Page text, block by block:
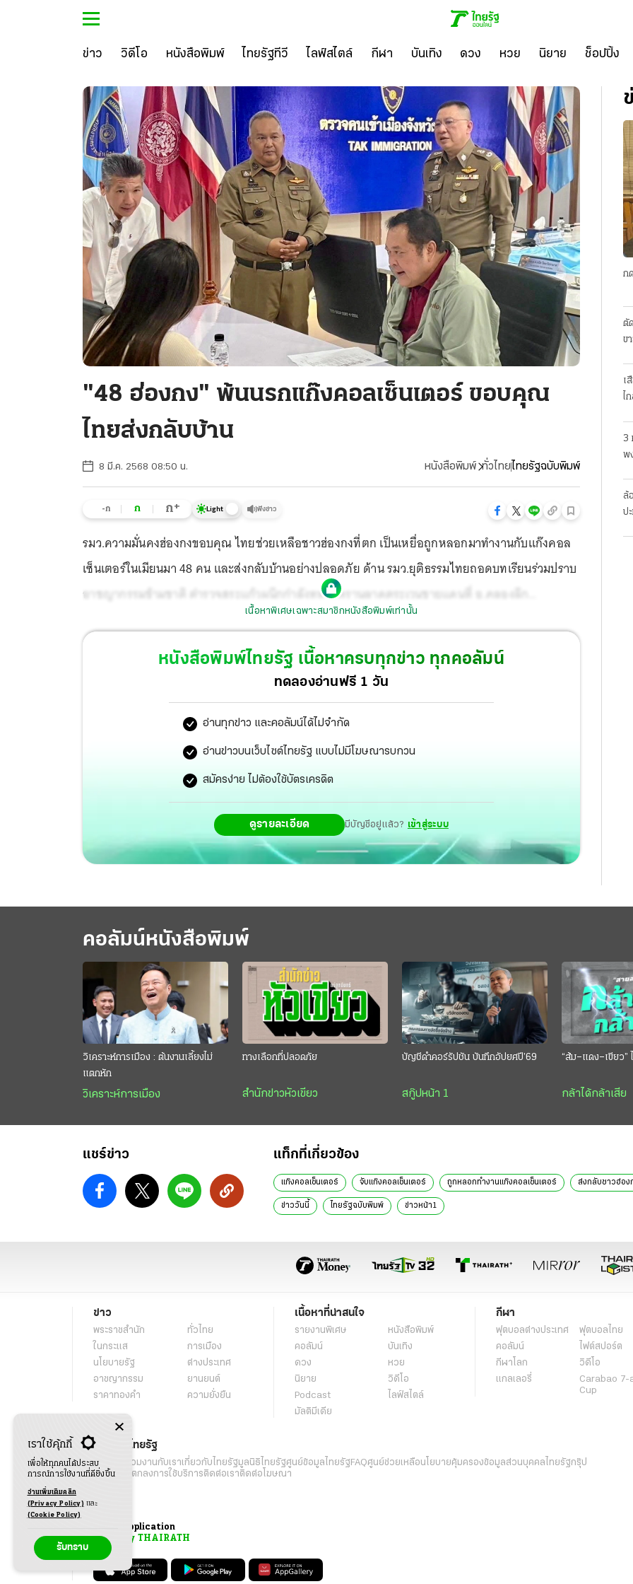
ข่าว วิดีโอ หนังสือพิมพ์ ไทยรัฐทีวี ไลฟ์สไตล์ กีฬา บันเทิง ดวง หวย นิยาย ช็อปปิ้ง
"48 ฮ่องกง" พ้นนรกแก๊งคอลเซ็นเตอร์ ขอบคุณ
ไทยส่งกลับบ้าน
8 มี.ค. 2568 08:50 น. หนังสือพิมพ์ ทั่วไทยไทยรัฐฉบับพิมพ์
-ก ก ก+ Light ฟังข่าว
รมว.ความมั่นคงฮ่องกงขอบคุณ ไทยช่วยเหลือชาวฮ่องกงที่ตก เป็นเหยื่อถูกหลอกมาทำงานกับแก๊งคอล
เซ็นเตอร์ในเมียนมา 48 คน และส่งกลับบ้านอย่างปลอดภัย ด้าน รมว.ยุติธรรมไทยถอดบทเรียนร่วมปราบ
อาชญากรรมข้ามชาติ ตำรวจสระแก้วผนึกกำลังทหารพรานลาดตระเวนชายแดนที่ อ.คลองลึก
จ.สระแก้ว รวบ 2 หนุ่มจีนคาดหนีการกวาดล้างแก๊งคอลเซ็นเตอร์ในฝั่งปอยเปตลอบข้ามพรมแดน
ธรรมชาติเข้าไทย
เนื้อหาพิเศษเฉพาะสมาชิกหนังสือพิมพ์เท่านั้น
หนังสือพิมพ์ไทยรัฐ เนื้อหาครบทุกข่าว ทุกคอลัมน์
ทดลองอ่านฟรี 1 วัน
อ่านทุกข่าว และคอลัมน์ได้ไม่จำกัด
อ่านข่าวบนเว็บไซต์ไทยรัฐ แบบไม่มีโฆษณารบกวน
สมัครง่าย ไม่ต้องใช้บัตรเครดิต
ดูรายละเอียด มีบัญชีอยู่แล้ว? เข้าสู่ระบบ
ก
ตั
ข
เ
ไ
3
พ
ล้
ป
คอลัมน์หนังสือพิมพ์
วิเคราะห์การเมือง : ต้นงานเลี้ยงไม่
แตกหัก
วิเคราะห์การเมือง
ทางเลือกที่ปลอดภัย
สำนักข่าวหัวเขียว
บัญชีดำคอร์รัปชัน บันทึกอัปยศปี’69
สกู๊ปหน้า 1
“ส้ม–แดง–เขียว”
กล้าได้กล้าเสีย
แชร์ข่าว แท็กที่เกี่ยวข้อง
แก๊งคอลเซ็นเตอร์ จับแก๊งคอลเซ็นเตอร์ ถูกหลอกทำงานแก๊งคอลเซ็นเตอร์ ส่งกลับชาวฮ่อง
ข่าววันนี้ ไทยรัฐฉบับพิมพ์ ข่าวหน้า1
ข่าว
พระราชสำนัก
ทั่วไทย
ในกระแส
การเมือง
นโยบายรัฐ
ต่างประเทศ
อาชญากรรม
ยานยนต์
ราคาทองคำ
ความยั่งยืน
เนื้อหาที่น่าสนใจ
รายงานพิเศษ
หนังสือพิมพ์
คอลัมน์
บันเทิง
ดวง
หวย
นิยาย
วิดีโอ
Podcast
ไลฟ์สไตล์
มัลติมีเดีย
กีฬา
ฟุตบอลต่่างประเทศ
ฟุตบอลไทย
คอลัมน์
ไฟต์สปอร์ต
กีฬาโลก
วิดีโอ
แกลเลอรี่
Carabao 7-
Cup
เกี่ยวกับไทยรัฐ
กิจกรรม ร่วมงานกับเราเกี่ยวกับไทยรัฐมูลนิธิไทยรัฐศูนย์ข้อมูลไทยรัฐFAQศูนย์ช่วยเหลือนโยบายคุ้มครองข้อมูลส่วนบุคคลไทยรัฐกรุ๊ป
เงื่อนไขข้อตกลงการใช้บริการติดต่อเราติดต่อโฆษณา
Application
My THAIRATH
เราใช้คุ้กกี้
เพื่อให้ทุกคนได้ประสบ
การณ์การใช้งานที่ดียิ่งขึ้น
อ่านเพิ่มเติมคลิก
(Privacy Policy) และ
(Cookie Policy)
รับทราบ